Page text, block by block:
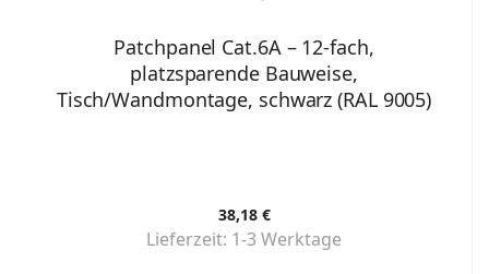
Patchpanel Cat.6A – 12-fach,
platzsparende Bauweise,
Tisch/Wandmontage, schwarz (RAL 9005)
38,18 €
Lieferzeit: 1-3 Werktage